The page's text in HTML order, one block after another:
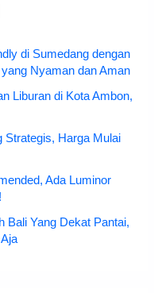
di Sumedang dengan
Nyaman dan Aman
Liburan di Kota Ambon,
Strategis, Harga Mulai
Ada Luminor
Bali Yang Dekat Pantai,